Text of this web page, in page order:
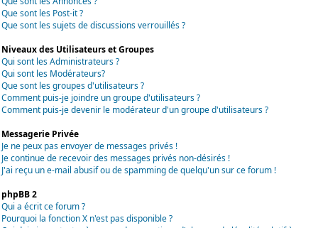
Que sont les Post-it ?
Que sont les sujets de discussions verrouillés ?
Niveaux des Utilisateurs et Groupes
Qui sont les Administrateurs ?
Qui sont les Modérateurs?
Que sont les groupes d'utilisateurs ?
Comment puis-je joindre un groupe d'utilisateurs ?
Comment puis-je devenir le modérateur d'un groupe d'utilisateurs ?
Messagerie Privée
Je ne peux pas envoyer de messages privés !
Je continue de recevoir des messages privés non-désirés !
J'ai reçu un e-mail abusif ou de spamming de quelqu'un sur ce forum !
phpBB 2
Qui a écrit ce forum ?
Pourquoi la fonction X n'est pas disponible ?